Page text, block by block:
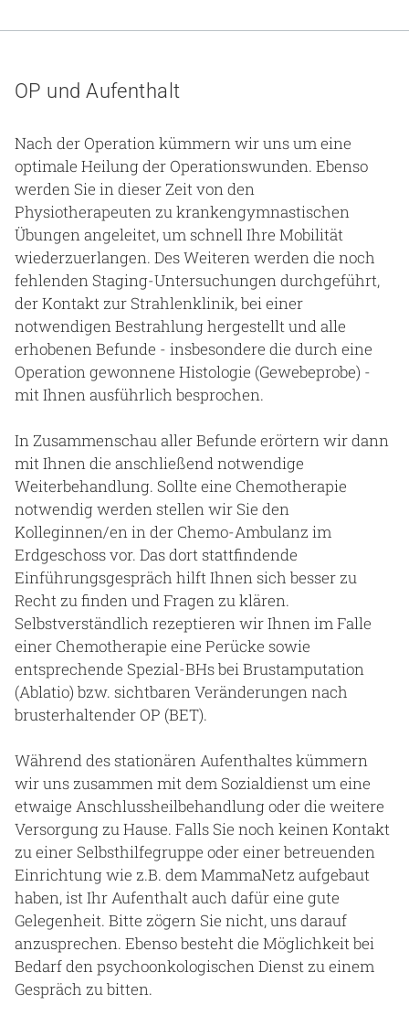
OP und Aufenthalt
Nach der Operation kümmern wir uns um eine
optimale Heilung der Operationswunden. Ebenso
werden Sie in dieser Zeit von den
Physiotherapeuten zu krankengymnastischen
Übungen angeleitet, um schnell Ihre Mobilität
wiederzuerlangen. Des Weiteren werden die noch
fehlenden Staging-Untersuchungen durchgeführt,
der Kontakt zur Strahlenklinik, bei einer
notwendigen Bestrahlung hergestellt und alle
erhobenen Befunde - insbesondere die durch eine
Operation gewonnene Histologie (Gewebeprobe) -
mit Ihnen ausführlich besprochen.
In Zusammenschau aller Befunde erörtern wir dann
mit Ihnen die anschließend notwendige
Weiterbehandlung. Sollte eine Chemotherapie
notwendig werden stellen wir Sie den
Kolleginnen/en in der Chemo-Ambulanz im
Erdgeschoss vor. Das dort stattfindende
Einführungsgespräch hilft Ihnen sich besser zu
Recht zu finden und Fragen zu klären.
Selbstverständlich rezeptieren wir Ihnen im Falle
einer Chemotherapie eine Perücke sowie
entsprechende Spezial-BHs bei Brustamputation
(Ablatio) bzw. sichtbaren Veränderungen nach
brusterhaltender OP (BET).
Während des stationären Aufenthaltes kümmern
wir uns zusammen mit dem Sozialdienst um eine
etwaige Anschlussheilbehandlung oder die weitere
Versorgung zu Hause. Falls Sie noch keinen Kontakt
zu einer Selbsthilfegruppe oder einer betreuenden
Einrichtung wie z.B. dem MammaNetz aufgebaut
haben, ist Ihr Aufenthalt auch dafür eine gute
Gelegenheit. Bitte zögern Sie nicht, uns darauf
anzusprechen. Ebenso besteht die Möglichkeit bei
Bedarf den psychoonkologischen Dienst zu einem
Gespräch zu bitten.